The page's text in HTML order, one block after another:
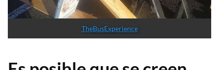
TheBusExperience